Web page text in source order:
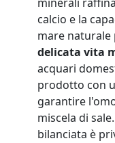
calcio e la
mare naturale
delicata vita
acquari
prodotto con
garantire
miscela di
bilanciata è